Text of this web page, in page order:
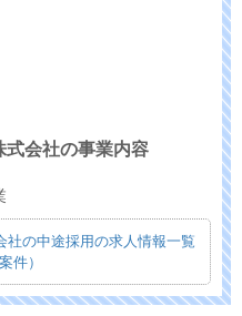
式会社の事業内容
社の中途採用の求人情報一覧
件）